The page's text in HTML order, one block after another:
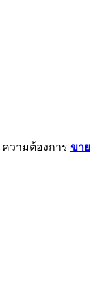
ความต้องการ ขาย